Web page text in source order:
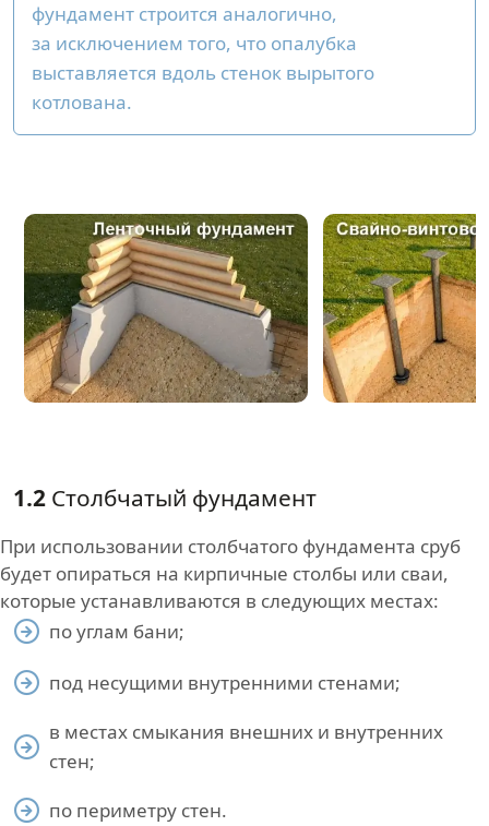
фундамент строится аналогично,
за исключением того, что опалубка
выставляется вдоль стенок вырытого
котлована.
1.2 Столбчатый фундамент
При использовании столбчатого фундамента сруб
будет опираться на кирпичные столбы или сваи,
которые устанавливаются в следующих местах:
по углам бани;
под несущими внутренними стенами;
в местах смыкания внешних и внутренних
стен;
по периметру стен.